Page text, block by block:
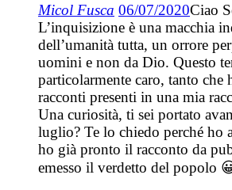
Micol Fusca 06/07/2020Ciao
L’inquisizione è una macchia
dell’umanità tutta, un orrore
uomini e non da Dio. Questo
particolarmente caro, tanto che
racconti presenti in una mia
Una curiosità, ti sei portato
luglio? Te lo chiedo perché ho
ho già pronto il racconto da
emesso il verdetto del popolo